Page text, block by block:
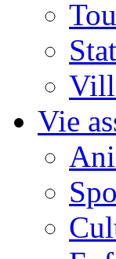
Vie